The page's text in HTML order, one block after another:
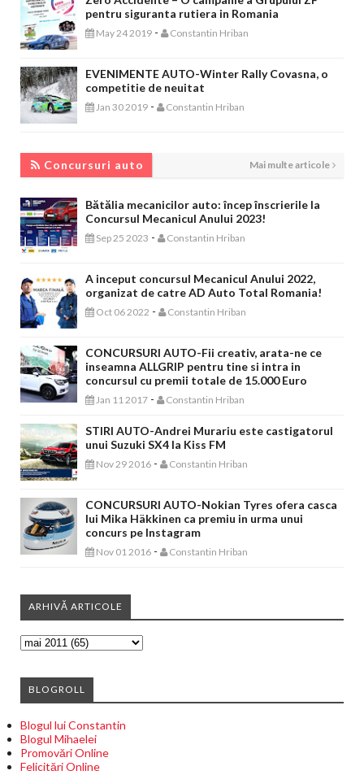
pentru siguranta rutiera in Romania
May 24 2019 - Constantin Hriban
EVENIMENTE AUTO-Winter Rally Covasna, o
competitie de neuitat
Jan 30 2019 - Constantin Hriban
Concursuri auto Mai multe articole
Bătălia mecanicilor auto: încep înscrierile la
Concursul Mecanicul Anului 2023!
Sep 25 2023 - Constantin Hriban
A inceput concursul Mecanicul Anului 2022,
organizat de catre AD Auto Total Romania!
Oct 06 2022 - Constantin Hriban
CONCURSURI AUTO-Fii creativ, arata-ne ce
inseamna ALLGRIP pentru tine si intra in
concursul cu premii totale de 15.000 Euro
Jan 11 2017 - Constantin Hriban
STIRI AUTO-Andrei Murariu este castigatorul
unui Suzuki SX4 la Kiss FM
Nov 29 2016 - Constantin Hriban
CONCURSURI AUTO-Nokian Tyres ofera casca
lui Mika Häkkinen ca premiu in urma unui
concurs pe Instagram
Nov 01 2016 - Constantin Hriban
ARHIVĂ ARTICOLE
BLOGROLL
Blogul lui Constantin
Blogul Mihaelei
Promovări Online
Felicitări Online